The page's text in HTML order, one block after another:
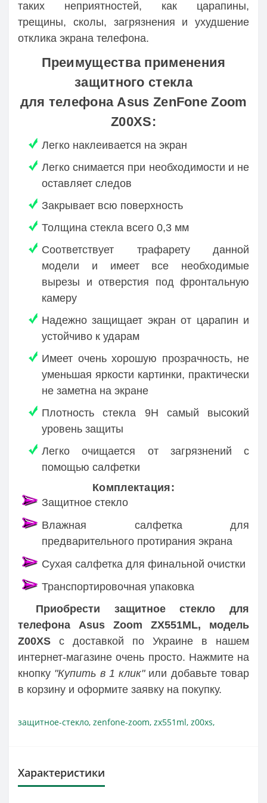
таких неприятностей, как царапины,
трещины, сколы, загрязнения и ухудшение
отклика экрана телефона.
Преимущества применения
защитного стекла
для телефона Asus ZenFone Zoom
Z00XS:
Легко наклеивается на экран
Легко снимается при необходимости и не
оставляет следов
Закрывает всю поверхность
Толщина стекла всего 0,3 мм
Соответствует трафарету данной
модели и имеет все необходимые
вырезы и отверстия под фронтальную
камеру
Надежно защищает экран от царапин и
устойчиво к ударам
Имеет очень хорошую прозрачность, не
уменьшая яркости картинки, практически
не заметна на экране
Плотность стекла 9H самый высокий
уровень защиты
Легко очищается от загрязнений с
помощью салфетки
Комплектация:
Защитное стекло
Влажная салфетка для
предварительного протирания экрана
Сухая салфетка для финальной очистки
Транспортировочная упаковка
Приобрести защитное стекло для
телефона Asus Zoom ZX551ML, модель
Z00XS с доставкой по Украине в нашем
интернет-магазине очень просто. Нажмите на
кнопку "Купить в 1 клик"или добавьте товар
в корзину и оформите заявку на покупку.
защитное-стекло, zenfone-zoom, zx551ml, z00xs,
Характеристики